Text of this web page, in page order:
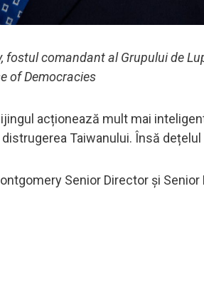
fostul comandant al Grupului de
of Democracies
acționează mult mai
Taiwanului. Însă
Senior Director și